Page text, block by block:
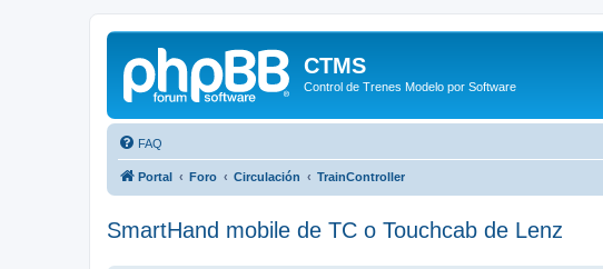
CTMS
Control de Trenes Modelo por Software
FAQ
Portal Foro Circulación TrainController
SmartHand mobile de TC o Touchcab de Lenz